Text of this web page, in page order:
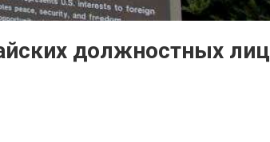
должностных лиц